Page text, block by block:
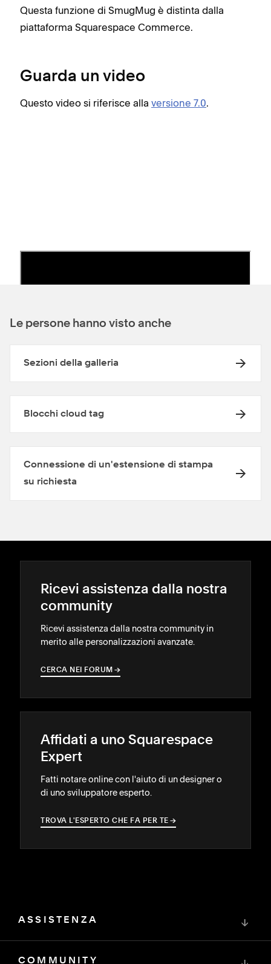
Questa funzione di SmugMug è distinta dalla
piattaforma Squarespace Commerce.
Guarda un video
Questo video si riferisce alla versione 7.0.
Le persone hanno visto anche
Sezioni della galleria
Blocchi cloud tag
Connessione di un'estensione di stampa
su richiesta
Ricevi assistenza dalla nostra
community
Ricevi assistenza dalla nostra community in
merito alle personalizzazioni avanzate.
CERCA NEI FORUM →
→
Affidati a uno Squarespace
Expert
Fatti notare online con l'aiuto di un designer o
di uno sviluppatore esperto.
TROVA L'ESPERTO CHE FA PER TE →
→
ASSISTENZA ↓
COMMUNITY